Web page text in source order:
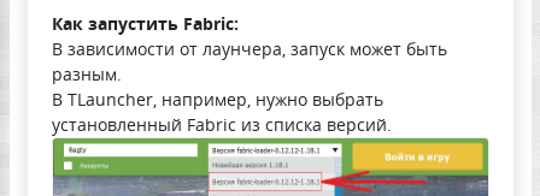
Как запустить Fabric:
В зависимости от лаунчера, запуск может быть
разным.
В TLauncher, например, нужно выбрать
установленный Fabric из списка версий.